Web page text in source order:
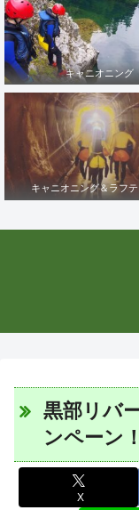
キャニオニング
キャニオニング＆ラフ
黒部リバ
ンペーン！
X